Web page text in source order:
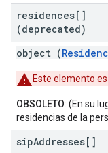
residences[]
(deprecated)
object (
Este elemento
OBSOLETO: (En su
residencias de la
sipAddresses[]